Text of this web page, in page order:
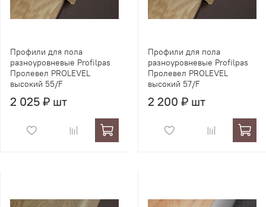
Профили для пола
разноуровневые Profilpas
Пролевел PROLEVEL
высокий 55/F
2 025 ₽ шт
Профили для пола
разноуровневые Profilpas
Пролевел PROLEVEL
высокий 57/F
2 200 ₽ шт